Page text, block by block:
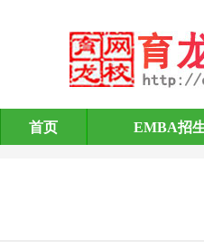
EMBA招生简
首页 EMBA招